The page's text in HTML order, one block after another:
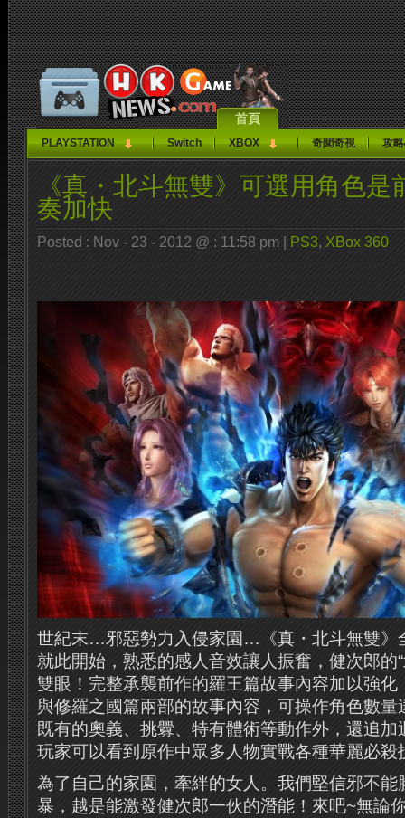
首頁
PLAYSTATION Switch XBOX 奇聞奇視 攻
《真・北斗無雙》可選用角色
奏加快
Posted : Nov - 23 - 2012 @ : 11:58 pm | PS3, XBox 360
世紀末…邪惡勢力入侵家園…《真・北斗無雙》
就此開始，熟悉的感人音效讓人振奮，健次郎的
雙眼！完整承襲前作的羅王篇故事內容加以強化
與修羅之國篇兩部的故事內容，可操作角色數量
既有的奧義、挑釁、特有體術等動作外，還追
玩家可以看到原作中眾多人物實戰各種華麗必殺
為了自己的家園，牽絆的女人。我們堅信邪不能
暴，越是能激發健次郎一伙的潛能！來吧~無論